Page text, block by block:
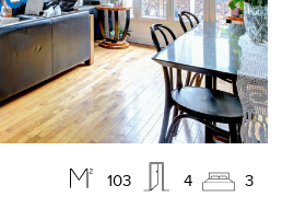
103 4 3